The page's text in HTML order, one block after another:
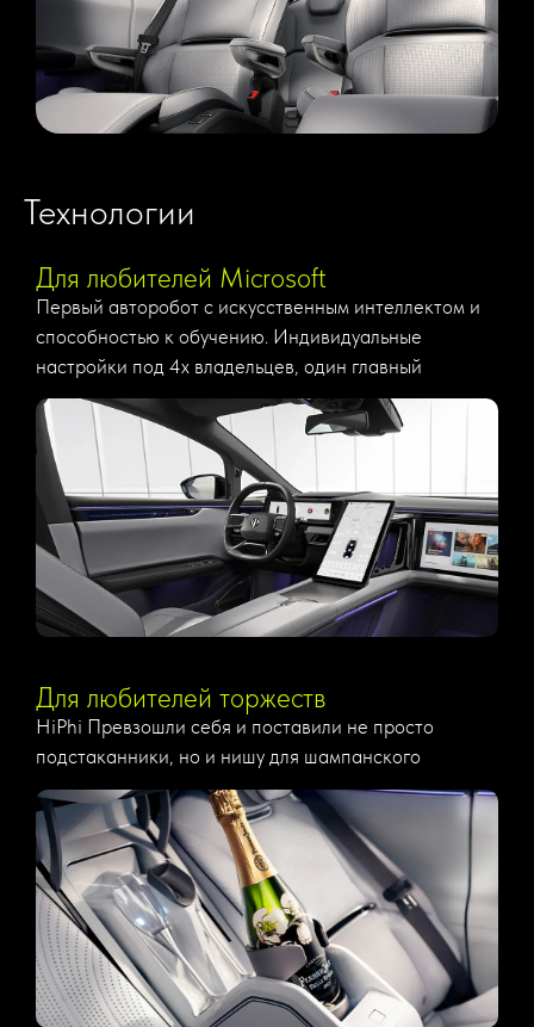
Технологии
Для любителей Microsoft
Первый авторобот с искусственным интеллектом и
способностью к обучению. Индивидуальные
настройки под 4х владельцев, один главный
Для любителей торжеств
HiPhi Превзошли себя и поставили не просто
подстаканники, но и нишу для шампанского